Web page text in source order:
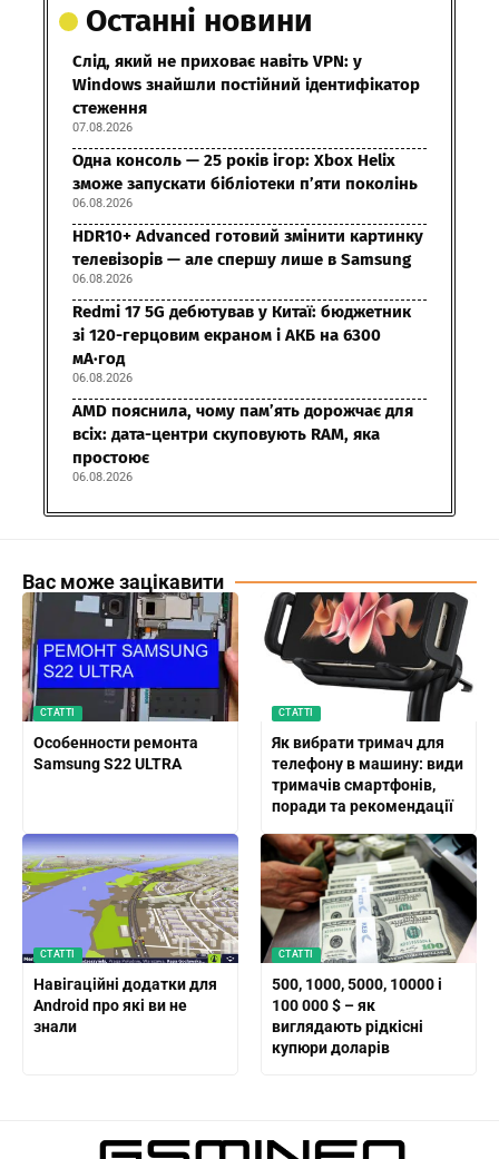
Останні новини
Слід, який не приховає навіть VPN: у
Windows знайшли постійний ідентифікатор
стеження
07.08.2026
Одна консоль — 25 років ігор: Xbox Helix
зможе запускати бібліотеки п’яти поколінь
06.08.2026
HDR10+ Advanced готовий змінити картинку
телевізорів — але спершу лише в Samsung
06.08.2026
Redmi 17 5G дебютував у Китаї: бюджетник
зі 120-герцовим екраном і АКБ на 6300
мА·год
06.08.2026
AMD пояснила, чому пам’ять дорожчає для
всіх: дата-центри скуповують RAM, яка
простоює
06.08.2026
Вас може зацікавити
СТАТТІ
Особенности ремонта
Samsung S22 ULTRA
СТАТТІ
Як вибрати тримач для
телефону в машину: види
тримачів смартфонів,
поради та рекомендації
СТАТТІ
Навігаційні додатки для
Android про які ви не
знали
СТАТТІ
500, 1000, 5000, 10000 і
100 000 $ – як
виглядають рідкісні
купюри доларів